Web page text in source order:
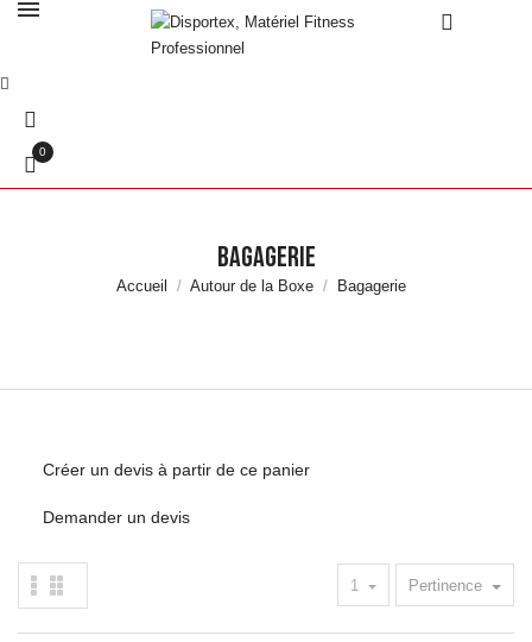
0
Bagagerie
Accueil Autour de la Boxe Bagagerie
Créer un devis à partir de ce panier
Demander un devis
1 Pertinence